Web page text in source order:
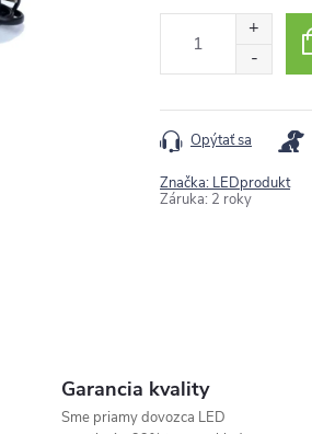
cena:
Opýtať sa
Značka: LEDprodukt
Záruka: 2 roky
Garancia kvality
Sme priamy dovozca LED